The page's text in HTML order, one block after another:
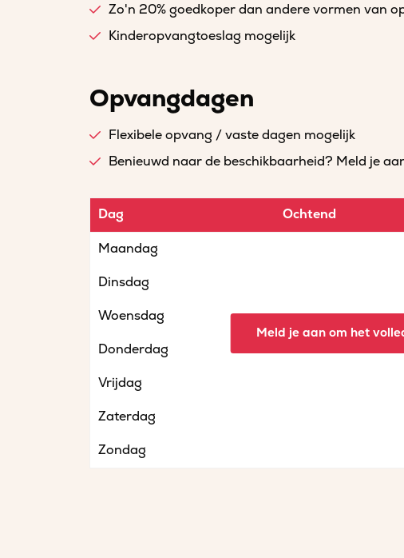
Zo'n 20% goedkoper dan andere vormen van
Kinderopvangtoeslag mogelijk
Opvangdagen
Flexibele opvang / vaste dagen mogelijk
Benieuwd naar de beschikbaarheid? Meld je
Dag Ochtend
Maandag
Dinsdag
Woensdag
Donderdag
Vrijdag
Zaterdag
Zondag
Meld je aan om het